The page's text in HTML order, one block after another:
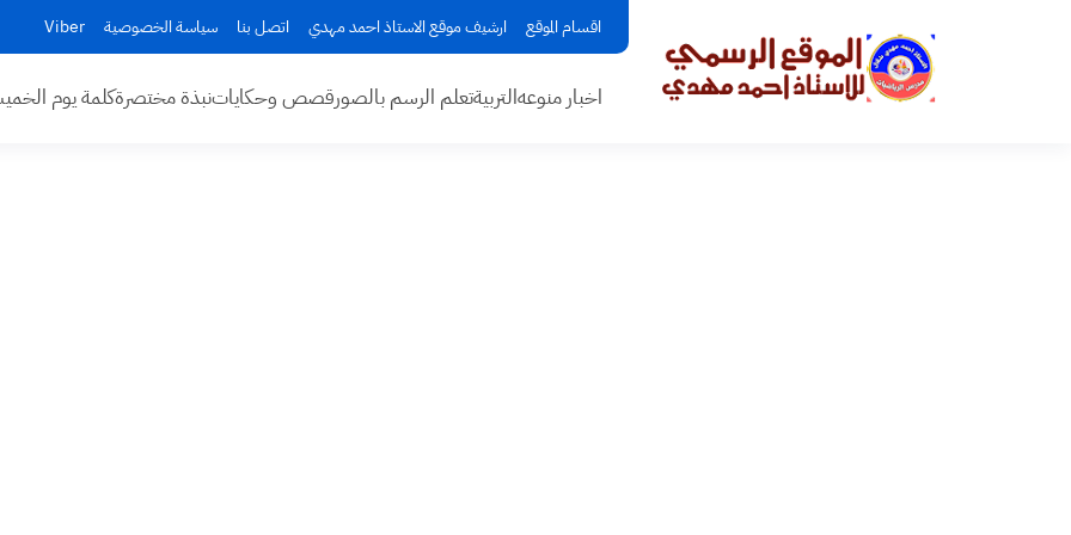
اقسام الموقع ارشيف موقع الاستاذ احمد مهدي اتصل بنا سياسة الخصوصية Viber
اخبار منوعهالتربيةتعلم الرسم بالصورقصص وحكاياتنبذة مختصرةكلمة يوم